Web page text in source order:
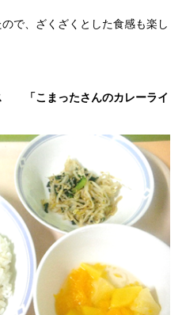
で、ざくざくとした食感も楽し
「こまったさんのカレーライ